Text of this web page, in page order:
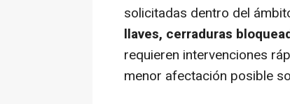
solicitadas dentro del
llaves, cerraduras
requieren intervenciones
menor afectación posible